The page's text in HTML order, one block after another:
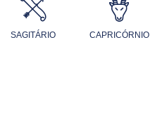
SAGITÁRIO CAPRICÓRNIO